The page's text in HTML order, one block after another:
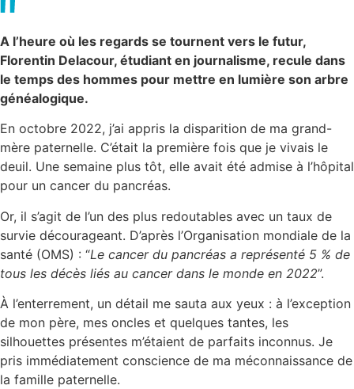
A l’heure où les regards se tournent vers le futur,
Florentin Delacour, étudiant en journalisme, recule dans
le temps des hommes pour mettre en lumière son arbre
généalogique.
En octobre 2022, j’ai appris la disparition de ma grand-
mère paternelle. C’était la première fois que je vivais le
deuil. Une semaine plus tôt, elle avait été admise à l’hôpital
pour un cancer du pancréas.
Or, il s’agit de l’un des plus redoutables avec un taux de
survie décourageant. D’après l’Organisation mondiale de la
santé (OMS) : “Le cancer du pancréas a représenté 5 % de
tous les décès liés au cancer dans le monde en 2022”.
À l’enterrement, un détail me sauta aux yeux : à l’exception
de mon père, mes oncles et quelques tantes, les
silhouettes présentes m’étaient de parfaits inconnus. Je
pris immédiatement conscience de ma méconnaissance de
la famille paternelle.